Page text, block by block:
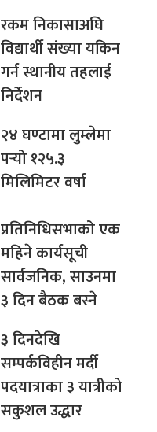
रकम निकासाअघि
विद्यार्थी संख्या यकिन
गर्न स्थानीय तहलाई
निर्देशन
२४ घण्टामा लुम्लेमा
पर्‍यो १२५.३
मिलिमिटर वर्षा
प्रतिनिधिसभाको एक
महिने कार्यसूची
सार्वजनिक, साउनमा
३ दिन बैठक बस्ने
३ दिनदेखि
सम्पर्कविहीन मर्दी
पदयात्राका ३ यात्रीको
सकुशल उद्धार